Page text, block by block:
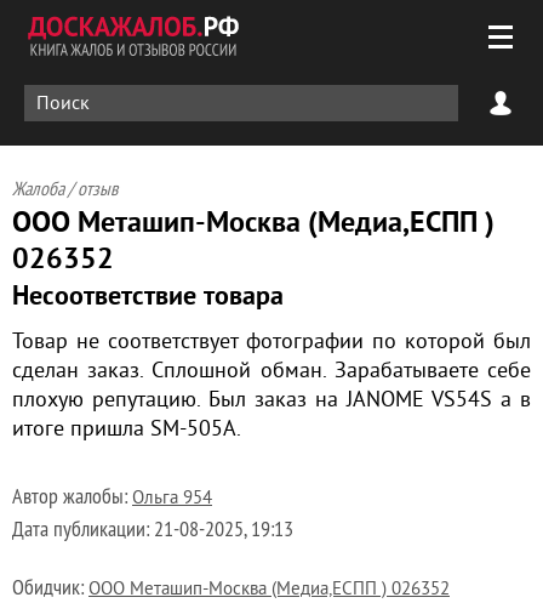
Жалоба / отзыв
ООО Меташип-Москва (Медиа,ЕСПП )
026352
Несоответствие товара
Товар не соответствует фотографии по которой был
сделан заказ. Сплошной обман. Зарабатываете себе
плохую репутацию. Был заказ на JANOME VS54S а в
итоге пришла SM-505A.
Автор жалобы: Ольга 954
Дата публикации: 21-08-2025, 19:13
Обидчик: ООО Меташип-Москва (Медиа,ЕСПП ) 026352